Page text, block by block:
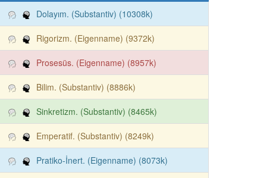
Dolayım. (Substantiv) (10308k)
Rigorizm. (Eigenname) (9372k)
Prosesüs. (Eigenname) (8957k)
Bilim. (Substantiv) (8886k)
Sinkretizm. (Substantiv) (8465k)
Emperatif. (Substantiv) (8249k)
Pratiko-İnert. (Eigenname) (8073k)